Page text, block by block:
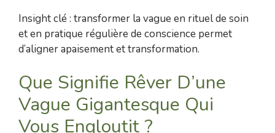
Insight clé : transformer la vague en rituel de soin
et en pratique régulière de conscience permet
d’aligner apaisement et transformation.
Que Signifie Rêver D’une
Vague Gigantesque Qui
Vous Engloutit ?